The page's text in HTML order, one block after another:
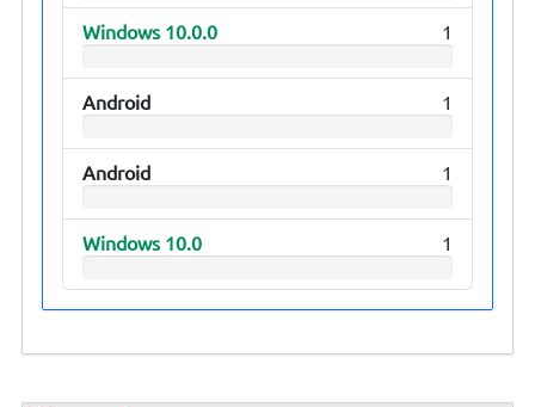
Windows 10.0.0 1
Android 1
Android 1
Windows 10.0 1